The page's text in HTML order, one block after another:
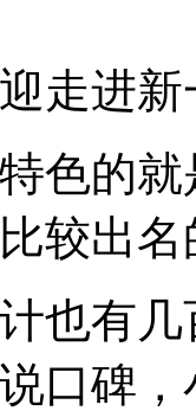
走进
色的
较出
也有
口碑